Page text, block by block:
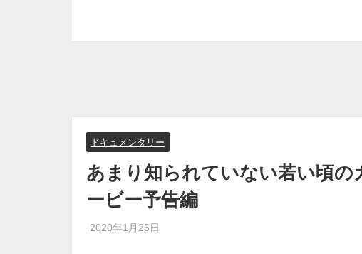
ドキュメンタリー
あまり知られていない若い頃
ービー予告編
2020年1月26日